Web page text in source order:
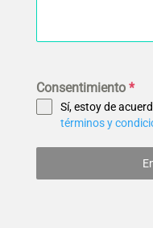
Consentimiento *
Sí, estoy de
términos y